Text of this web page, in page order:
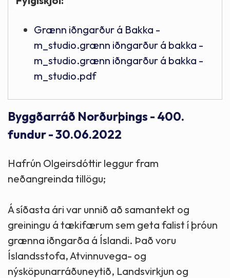
Grænn iðngarður á Bakka -
m_studio.grænn iðngarður á bakka -
m_studio.grænn iðngarður á bakka -
m_studio.pdf
Byggðarráð Norðurþings - 400.
fundur - 30.06.2022
Hafrún Olgeirsdóttir leggur fram
neðangreinda tillögu;
Á síðasta ári var unnið að samantekt og
greiningu á tækifærum sem geta falist í þróun
grænna iðngarða á Íslandi. Það voru
Íslandsstofa, Atvinnuvega- og
nýsköpunarráðuneytið, Landsvirkjun og